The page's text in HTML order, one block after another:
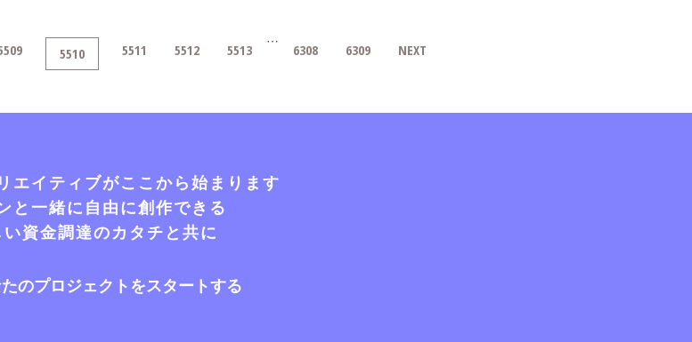
5510 5511 5512 5513 … 6308 6309 NEXT
エイティブがここから始まります
と一緒に自由に創作できる
資金調達のカタチと共に
のプロジェクトをスタートする